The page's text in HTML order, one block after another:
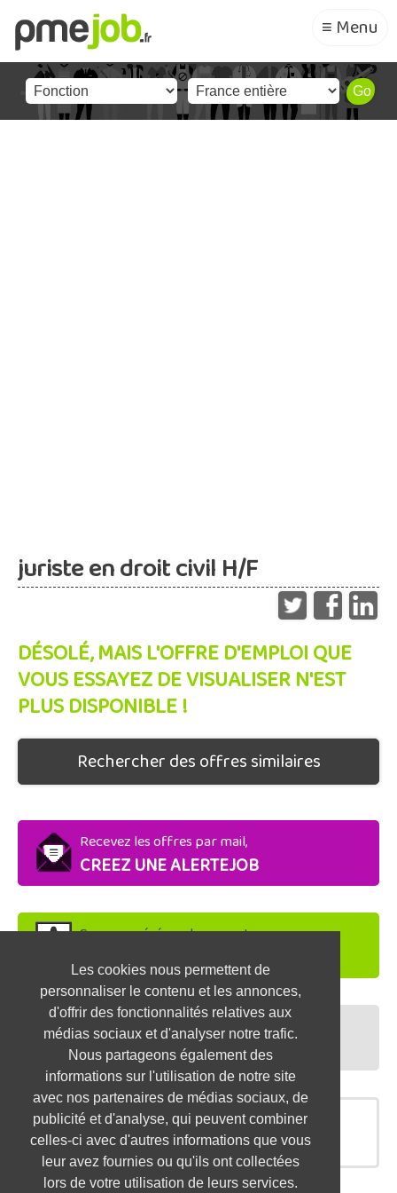
Les cookies nous permettent de
personnaliser le contenu et les annonces,
d'offrir des fonctionnalités relatives aux
médias sociaux et d'analyser notre trafic.
Nous partageons également des
informations sur l'utilisation de notre site
avec nos partenaires de médias sociaux, de
publicité et d'analyse, qui peuvent combiner
celles-ci avec d'autres informations que vous
leur avez fournies ou qu'ils ont collectées
lors de votre utilisation de leurs services.
≡ Menu
juriste en droit civil H/F
DÉSOLÉ, MAIS L'OFFRE D'EMPLOI QUE
VOUS ESSAYEZ DE VISUALISER N'EST
PLUS DISPONIBLE !
Rechercher des offres similaires
Recevez les offres par mail,
CREEZ UNE ALERTEJOB
Soyez repéré par les recruteurs,
DEPOSEZ VOTRE CV
Préparez vos entretiens,
TESTEZ-VOUS
OFFRES SIMILAIRES